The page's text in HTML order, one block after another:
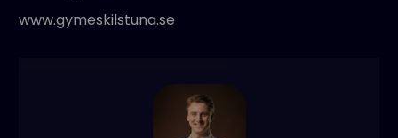
www.gymeskilstuna.se